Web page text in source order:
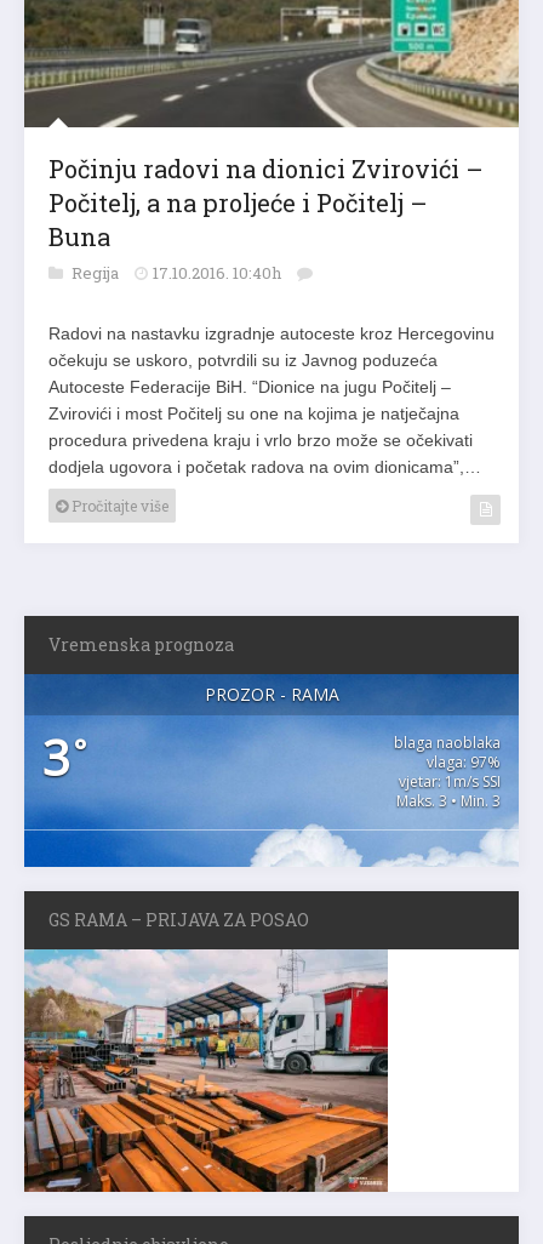
Počinju radovi na dionici Zvirovići –
Počitelj, a na proljeće i Počitelj –
Buna
Regija 17.10.2016. 10:40h
Radovi na nastavku izgradnje autoceste kroz Hercegovinu
očekuju se uskoro, potvrdili su iz Javnog poduzeća
Autoceste Federacije BiH. “Dionice na jugu Počitelj –
Zvirovići i most Počitelj su one na kojima je natječajna
procedura privedena kraju i vrlo brzo može se očekivati
dodjela ugovora i početak radova na ovim dionicama”,…
Pročitajte više
Vremenska prognoza
PROZOR - RAMA
3°
blaga naoblaka
vlaga: 97%
vjetar: 1m/s SSI
Maks. 3 • Min. 3
GS RAMA – PRIJAVA ZA POSAO